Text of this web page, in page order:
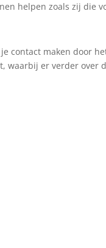
helpen zoals zij die
contact maken door
waarbij er verder over